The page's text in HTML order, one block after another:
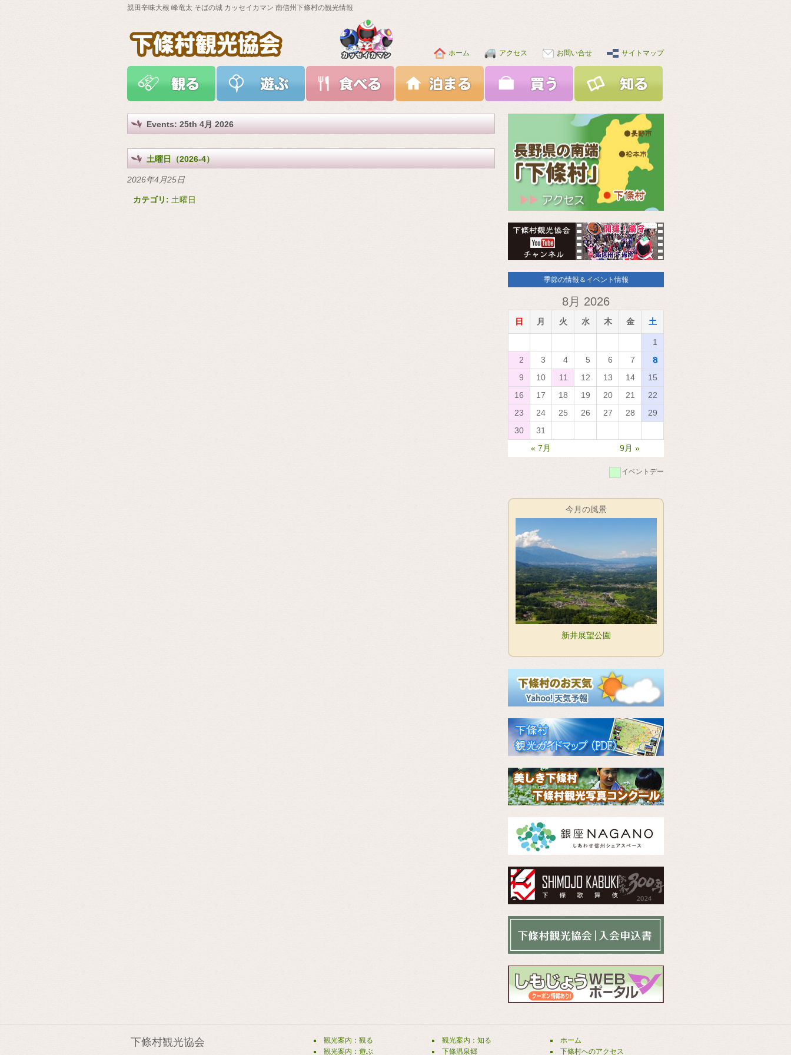
親田辛味大根 峰竜太 そばの城 カッセイカマン 南信州下條村の観光情報
ホーム アクセス お問い合せ サイトマップ
Events: 25th 4月 2026
土曜日（2026-4）
2026年4月25日
カテゴリ: 土曜日
季節の情報＆イベント情報
8月 2026
日 月 火 水 木 金 土
1
2
3 4 5 6 7
8
9
10 11 12 13 14
15
16
17 18 19 20 21
22
23
24 25 26 27 28
29
30
31
« 7月
9月 »
■イベントデー
今月の風景
新井展望公園
下條村観光協会
観光案内：観る
観光案内：遊ぶ
観光案内：知る
下條温泉郷
ホーム
下條村へのアクセス